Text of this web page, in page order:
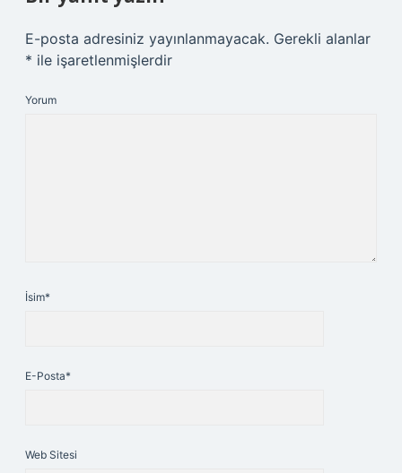
E-posta adresiniz yayınlanmayacak. Gerekli alanlar
* ile işaretlenmişlerdir
Yorum
İsim*
E-Posta*
Web Sitesi